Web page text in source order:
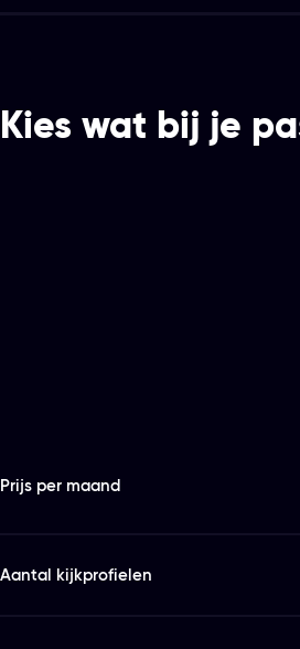
Kies wat bij je
Prijs per maand
Aantal kijkprofielen